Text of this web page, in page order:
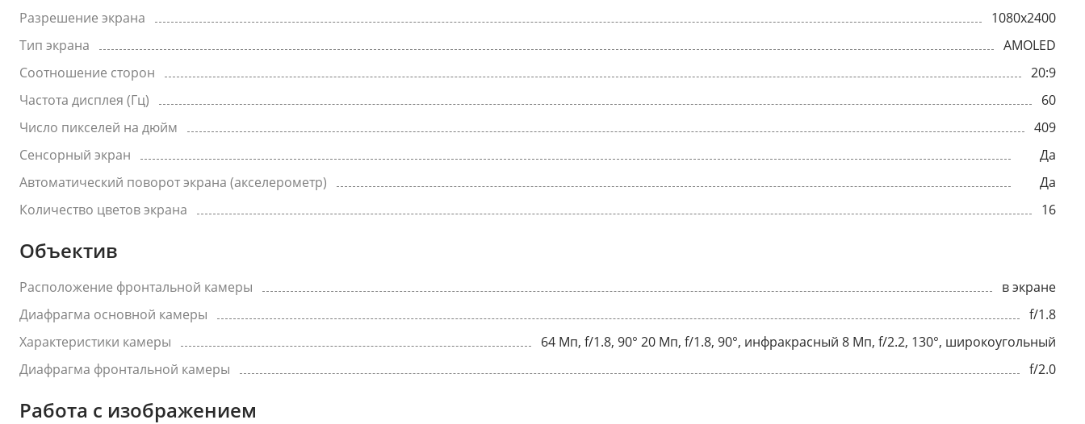
Разрешение экрана
1080x2400
Тип экрана
AMOLED
Соотношение сторон
20:9
Частота дисплея (Гц)
60
Число пикселей на дюйм
409
Сенсорный экран
Да
Автоматический поворот экрана (акселерометр)
Да
Количество цветов экрана
16
Объектив
Расположение фронтальной камеры
в экране
Диафрагма основной камеры
f/1.8
Характеристики камеры
64 Мп, f/1.8, 90° 20 Мп, f/1.8, 90°, инфракрасный 8 Мп, f/2.2, 130°, широкоугольный
Диафрагма фронтальной камеры
f/2.0
Работа с изображением